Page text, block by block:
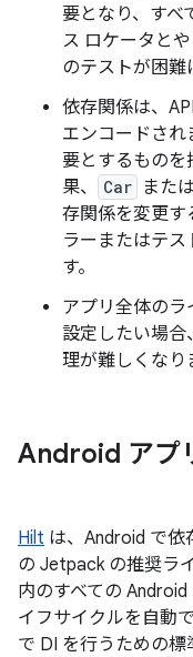
要となり、すべ
ス ロケータと
のテストが困難
依存関係は、
エンコードされ
要とするものを
果、
Car
また
存関係を変更す
ラーまたはテ
す。
アプリ全体のラ
設定したい場
理が難しくなり
Android アプ
Hilt は、Android で依
の Jetpack の推奨ラ
内のすべての
イフサイクルを自動
で DI を行うための標